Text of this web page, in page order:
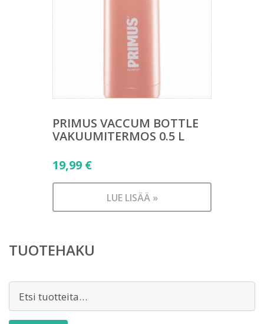
PRIMUS VACCUM BOTTLE
VAKUUMITERMOS 0.5 L
19,99 €
LUE LISÄÄ »
TUOTEHAKU